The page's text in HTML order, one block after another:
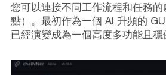
您可以連接不同工作流程和任務
點）。最初作為一個 AI 升頻的
已經演變成為一個高度多功能且穩